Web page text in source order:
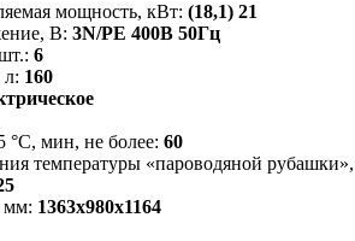
мощность, кВт: (18,1) 21
В: 3N/PE 400В 50Гц
6
160
°C, мин, не более: 60
температуры «пароводяной рубашки»,
мм: 1363х980х1164